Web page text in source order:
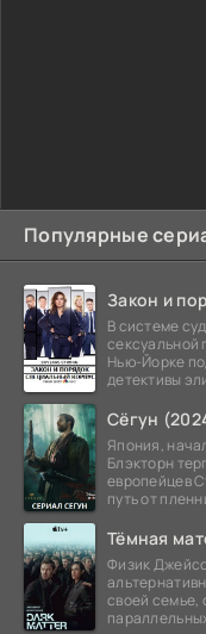
Популярные
В системе
сексуальной
Нью-Йорке
детективы
Сёгун
Япония,
Блэкторн
европейцев
путь от
Тёмная
Физик
своей семье,